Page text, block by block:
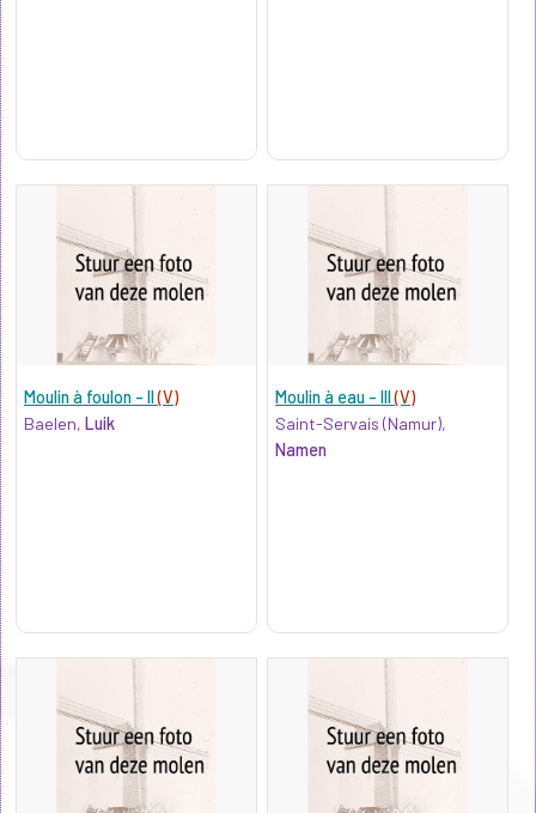
Moulin à foulon - II(V)
Baelen, Luik
Moulin à eau - III(V)
Saint-Servais (Namur),
Namen